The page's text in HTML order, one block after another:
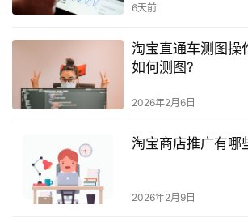
6天前
淘宝直通车测图操
如何测图?
2026年2月6日
淘宝商店推广有哪
2026年2月9日